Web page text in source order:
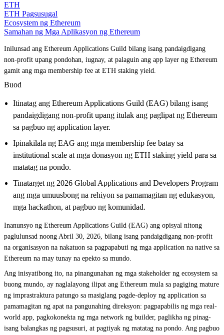
ETH
ETH Pagsusugal
Ecosystem ng Ethereum
Samahan ng Mga Aplikasyon ng Ethereum
Inilunsad ang Ethereum Applications Guild bilang isang pandaigdigang
non-profit upang pondohan, iugnay, at palaguin ang app layer ng Ethereum
gamit ang mga membership fee at ETH staking yield.
Buod
Itinatag ang Ethereum Applications Guild (EAG) bilang isang
pandaigdigang non-profit upang itulak ang paglipat ng Ethereum
sa pagbuo ng application layer.
Ipinakilala ng EAG ang mga membership fee batay sa
institutional scale at mga donasyon ng ETH staking yield para sa
matatag na pondo.
Tinatarget ng 2026 Global Applications and Developers Program
ang mga umuusbong na rehiyon sa pamamagitan ng edukasyon,
mga hackathon, at pagbuo ng komunidad.
Inanunsyo ng Ethereum Applications Guild (EAG) ang opisyal nitong
paglulunsad noong Abril 30, 2026, bilang isang pandaigdigang non-profit
na organisasyon na nakatuon sa pagpapabuti ng mga application na native sa
Ethereum na may tunay na epekto sa mundo.
Ang inisyatibong ito, na pinangunahan ng mga stakeholder ng ecosystem sa
buong mundo, ay naglalayong ilipat ang Ethereum mula sa pagiging mature
ng imprastraktura patungo sa masiglang pagde-deploy ng application sa
pamamagitan ng apat na pangunahing direksyon: pagpapabilis ng mga real-
world app, pagkokonekta ng mga network ng builder, paglikha ng pinag-
isang balangkas ng pagsusuri, at pagtiyak ng matatag na pondo. Ang pagbuo